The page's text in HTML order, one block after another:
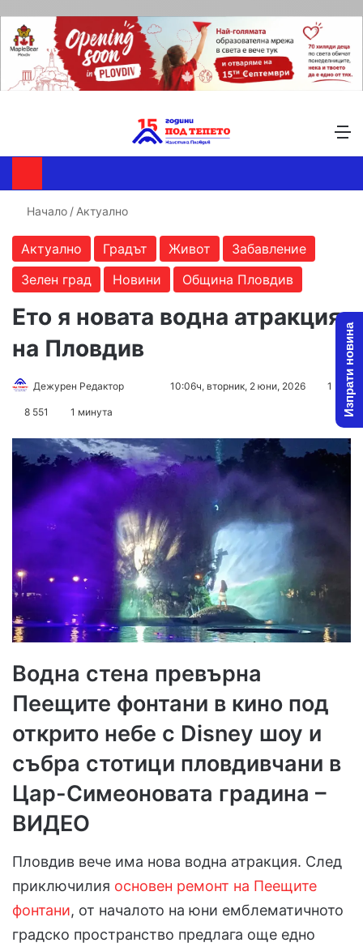
Начало / Актуално
Актуално Градът Живот
Забавление
Зелен град
Новини Община Пловдив
Ето я новата водна атракция
на Пловдив
Дежурен Редактор
Send10:06ч, вторник, 2 юни, 2026 1
8 551 1 минута
Водна стена превърна
Пеещите фонтани в кино под
открито небе с Disney шоу и
събра стотици пловдивчани в
Цар-Симеоновата градина –
ВИДЕО
Пловдив вече има нова водна атракция. След
приключилия основен ремонт на Пеещите
фонтани, от началото на юни емблематичното
градско пространство предлага още едно
Изпрати новина